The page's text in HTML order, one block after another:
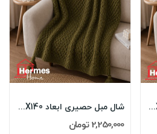
شال مبل حصیری ابعاد 180X140 رنگ: GRI شال مبل حصیری ابعاد 180X140 رنگ: YESIL
2,250,000 تومان